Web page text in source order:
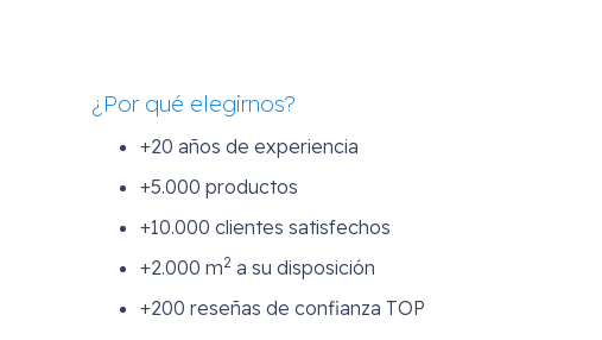
¿Por qué elegirnos?
+20 años de experiencia
+5.000 productos
+10.000 clientes satisfechos
+2.000 m2 a su disposición
+200 reseñas de confianza TOP